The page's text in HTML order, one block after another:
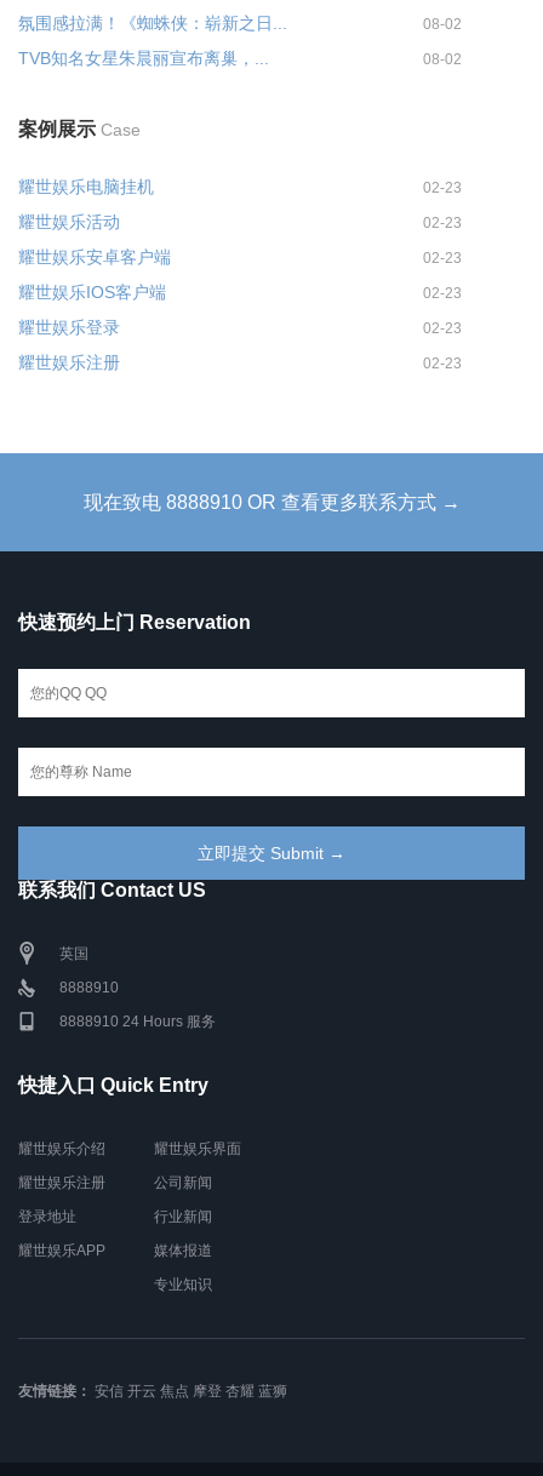
氛围感拉满！《蜘蛛侠：崭新之日... 08-02
TVB知名女星朱晨丽宣布离巢，... 08-02
案例展示 Case
耀世娱乐电脑挂机 02-23
耀世娱乐活动 02-23
耀世娱乐安卓客户端 02-23
耀世娱乐IOS客户端 02-23
耀世娱乐登录 02-23
耀世娱乐注册 02-23
现在致电 8888910 OR 查看更多联系方式 →
快速预约上门 Reservation
联系我们 Contact US
英国
8888910
8888910 24 Hours 服务
快捷入口 Quick Entry
耀世娱乐介绍
耀世娱乐注册
登录地址
耀世娱乐APP
耀世娱乐界面
公司新闻
行业新闻
媒体报道
专业知识
友情链接： 安信 开云 焦点 摩登 杏耀 蓝狮